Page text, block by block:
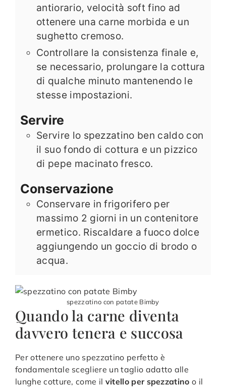
antiorario, velocità soft fino ad
ottenere una carne morbida e un
sughetto cremoso.
Controllare la consistenza finale e,
se necessario, prolungare la cottura
di qualche minuto mantenendo le
stesse impostazioni.
Servire
Servire lo spezzatino ben caldo con
il suo fondo di cottura e un pizzico
di pepe macinato fresco.
Conservazione
Conservare in frigorifero per
massimo 2 giorni in un contenitore
ermetico. Riscaldare a fuoco dolce
aggiungendo un goccio di brodo o
acqua.
spezzatino con patate Bimby
Quando la carne diventa
davvero tenera e succosa
Per ottenere uno spezzatino perfetto è
fondamentale scegliere un taglio adatto alle
lunghe cotture, come il vitello per spezzatino o il